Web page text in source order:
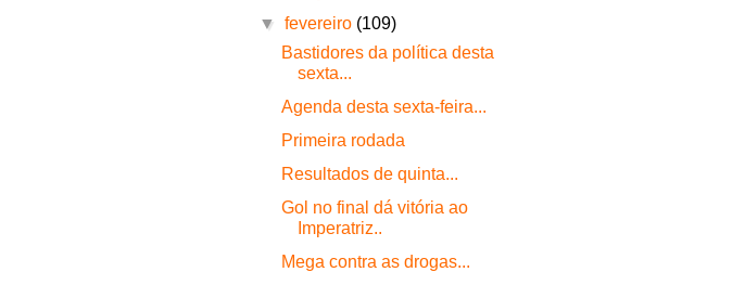
▼fevereiro (109)
Bastidores da política desta
sexta...
Agenda desta sexta-feira...
Primeira rodada
Resultados de quinta...
Gol no final dá vitória ao
Imperatriz..
Mega contra as drogas...